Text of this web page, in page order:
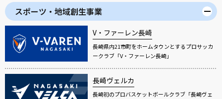
スポーツ・地域創生事業
V・ファーレン長崎
長崎県内21市町をホームタウンとするプロサッカ
ークラブ「V・ファーレン長崎」
長崎ヴェルカ
長崎初のプロバスケットボールクラブ「長崎ヴェ